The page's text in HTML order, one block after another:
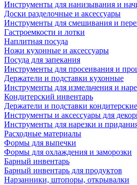
Инструменты для нанизывания и
Доски разделочные и аксессуары
Инструменты для смешивания и
Гастроемкости и лотки
Наплитная посуда
Ножи кухонные и аксессуары
Посуда для запекания
Инструменты для просеивания и
Держатели и подставки кухонные
Инструменты для измельчения и
Кондитерский инвентарь
Держатели и подставки кондитерские
Инструменты и аксессуары для
Инструменты для нарезки и
Расходные материалы
Формы для выпечки
Формы для охлаждения и заморозки
Барный инвентарь
Барный инвентарь для продуктов
Нарзанники, штопоры, открывалки